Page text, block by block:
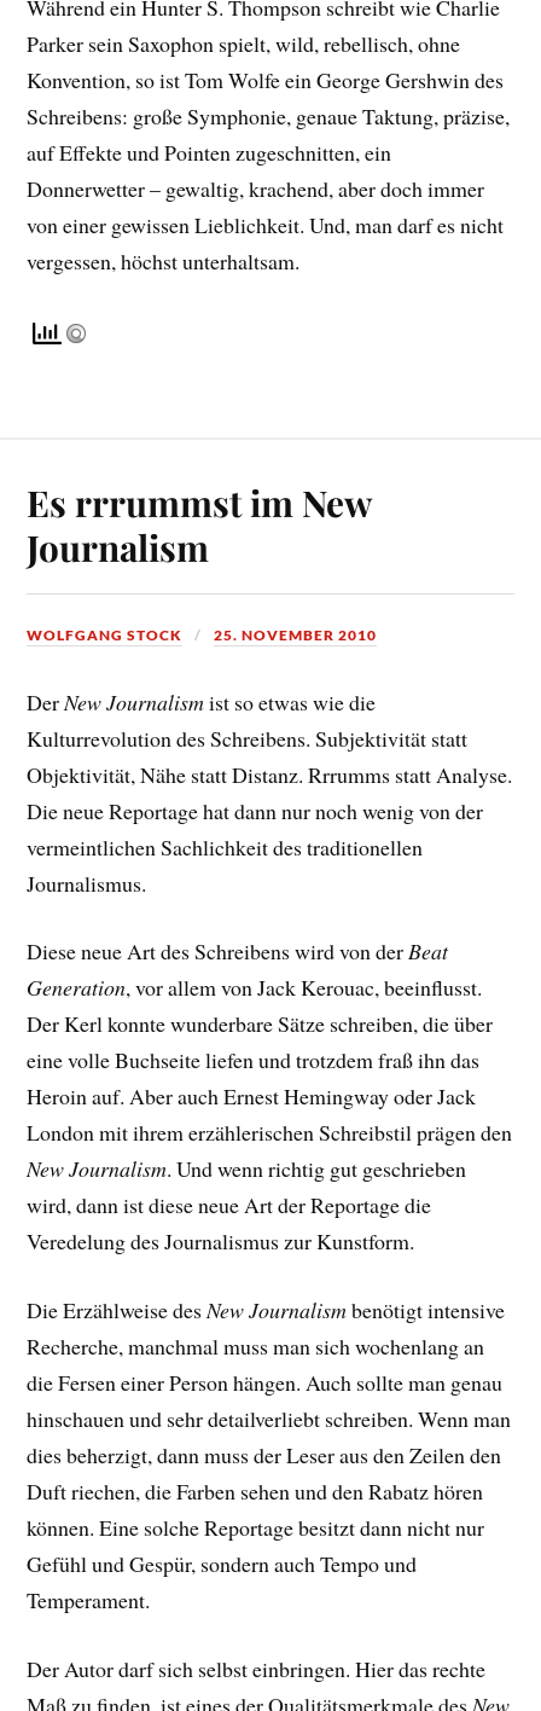
Während ein Hunter S. Thompson schreibt wie Charlie
Parker sein Saxophon spielt, wild, rebellisch, ohne
Konvention, so ist Tom Wolfe ein George Gershwin des
Schreibens: große Symphonie, genaue Taktung, präzise,
auf Effekte und Pointen zugeschnitten, ein
Donnerwetter – gewaltig, krachend, aber doch immer
von einer gewissen Lieblichkeit. Und, man darf es nicht
vergessen, höchst unterhaltsam.
Es rrrummst im New
Journalism
WOLFGANG STOCK 25. NOVEMBER 2010
Der New Journalismist so etwas wie die
Kulturrevolution des Schreibens. Subjektivität statt
Objektivität, Nähe statt Distanz. Rrrumms statt Analyse.
Die neue Reportage hat dann nur noch wenig von der
vermeintlichen Sachlichkeit des traditionellen
Journalismus.
Diese neue Art des Schreibens wird von derBeat
Generation, vor allem von Jack Kerouac, beeinflusst.
Der Kerl konnte wunderbare Sätze schreiben, die über
eine volle Buchseite liefen und trotzdem fraß ihn das
Heroin auf. Aber auch Ernest Hemingway oder Jack
London mit ihrem erzählerischen Schreibstil prägen den
New Journalism. Und wenn richtig gut geschrieben
wird, dann ist diese neue Art der Reportage die
Veredelung des Journalismus zur Kunstform.
Die Erzählweise desNew Journalismbenötigt intensive
Recherche, manchmal muss man sich wochenlang an
die Fersen einer Person hängen. Auch sollte man genau
hinschauen und sehr detailverliebt schreiben. Wenn man
dies beherzigt, dann muss der Leser aus den Zeilen den
Duft riechen, die Farben sehen und den Rabatz hören
können. Eine solche Reportage besitzt dann nicht nur
Gefühl und Gespür, sondern auch Tempo und
Temperament.
Der Autor darf sich selbst einbringen. Hier das rechte
Maß zu finden, ist eines der Qualitätsmerkmale desNew